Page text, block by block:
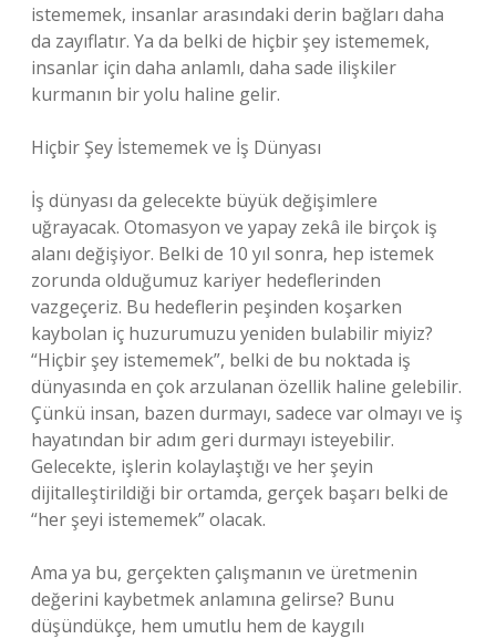
istememek, insanlar arasındaki derin bağları daha
da zayıflatır. Ya da belki de hiçbir şey istememek,
insanlar için daha anlamlı, daha sade ilişkiler
kurmanın bir yolu haline gelir.
Hiçbir Şey İstememek ve İş Dünyası
İş dünyası da gelecekte büyük değişimlere
uğrayacak. Otomasyon ve yapay zekâ ile birçok iş
alanı değişiyor. Belki de 10 yıl sonra, hep istemek
zorunda olduğumuz kariyer hedeflerinden
vazgeçeriz. Bu hedeflerin peşinden koşarken
kaybolan iç huzurumuzu yeniden bulabilir miyiz?
“Hiçbir şey istememek”, belki de bu noktada iş
dünyasında en çok arzulanan özellik haline gelebilir.
Çünkü insan, bazen durmayı, sadece var olmayı ve iş
hayatından bir adım geri durmayı isteyebilir.
Gelecekte, işlerin kolaylaştığı ve her şeyin
dijitalleştirildiği bir ortamda, gerçek başarı belki de
“her şeyi istememek” olacak.
Ama ya bu, gerçekten çalışmanın ve üretmenin
değerini kaybetmek anlamına gelirse? Bunu
düşündükçe, hem umutlu hem de kaygılı